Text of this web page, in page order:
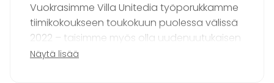
Muistiinpanovälineet
Fläppi- / Valkotaulu
Pyyhkeet
Astiasto
Vuokrasimme Villa Unitedia työporukkamme
tiimikokoukseen toukokuun puolessa välissä
2022 – taisimme myös olla uudenuutukaisen
mökin ihka ensimmäiset vieraat! Kokemus oli
Näytä lisää